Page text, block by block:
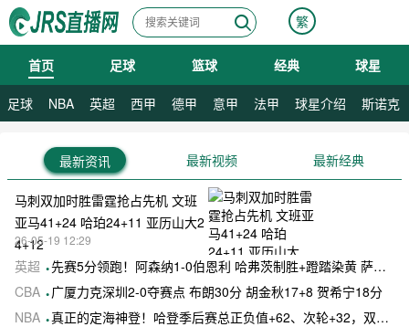
繁
首页 足球 篮球 经典 球星
足球 NBA 英超 西甲 德甲 意甲 法甲 球星介绍 斯诺克
最新资讯 最新视频 最新经典
马刺双加时胜雷霆抢占先机 文班
亚马41+24 哈珀24+11 亚历山大2
4+12
26-05-19 12:29
英超
先赛5分领跑！阿森纳1-0伯恩利 哈弗茨制胜+蹬踏染黄 萨卡献助攻
CBA
广厦力克深圳2-0夺赛点 布朗30分 胡金秋17+8 贺希宁18分
NBA 真正的定海神登！哈登季后赛总正负值+62、次轮+32，双数据领跑骑士全队
08月08日 星期六